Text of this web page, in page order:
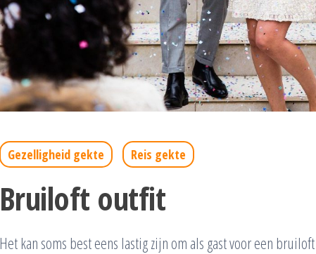
Gezelligheid gekte Reis gekte
Bruiloft outfit
Het kan soms best eens lastig zijn om als gast voor een